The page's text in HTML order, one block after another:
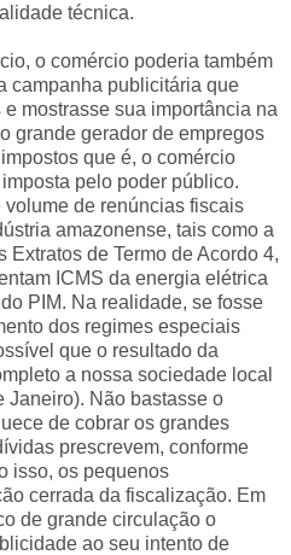
técnica.
o comércio poderia também
campanha publicitária que
mostrasse sua importância na
grande gerador de empregos
que é, o comércio
pelo poder público.
de renúncias fiscais
amazonense, tais como a
Extratos de Termo de Acordo 4,
ICMS da energia elétrica
PIM. Na realidade, se fosse
dos regimes especiais
que o resultado da
a nossa sociedade local
Janeiro). Não bastasse o
de cobrar os grandes
prescrevem, conforme
isso, os pequenos
cerrada da fiscalização. Em
de grande circulação o
ao seu intento de